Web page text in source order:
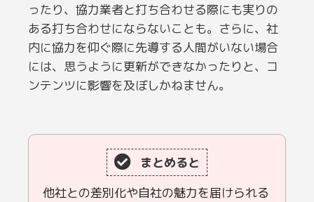
ったり、協力業者と打ち合わせる際にも実りの
ある打ち合わせにならないことも。さらに、社
内に協力を仰ぐ際に先導する人間がいない場合
には、思うように更新ができなかったりと、コ
ンテンツに影響を及ぼしかねません。
まとめると
他社との差別化や自社の魅力を届けられる